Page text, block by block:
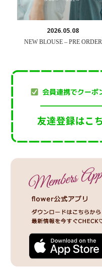
2026.05.08
NEW BLOUSE – PRE ORDER